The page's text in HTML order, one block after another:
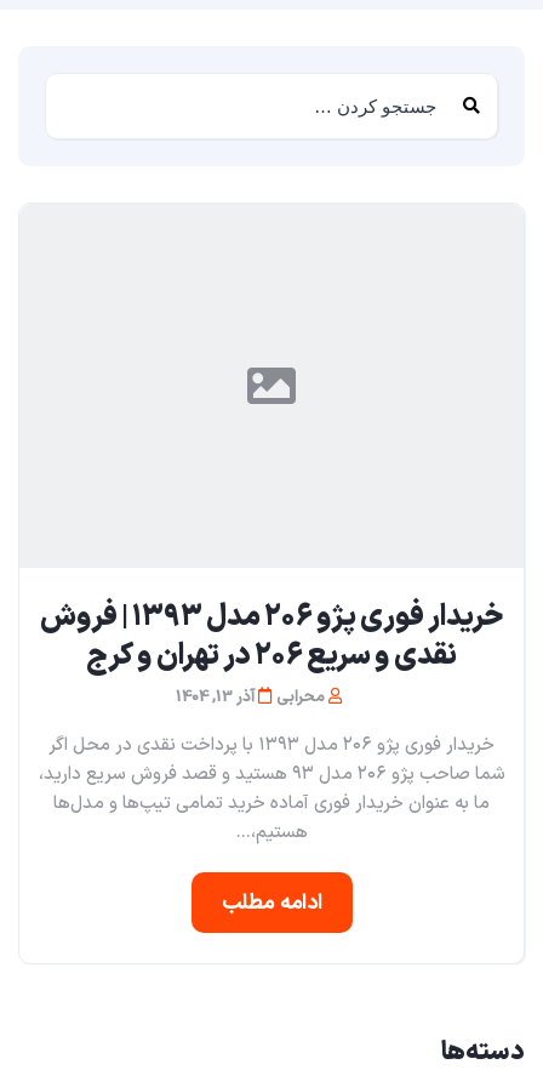
خریدار فوری پژو ۲۰۶ مدل ۱۳۹۳ | فروش
نقدی و سریع ۲۰۶ در تهران و کرج
محرابی آذر 13, 1404
خریدار فوری پژو ۲۰۶ مدل ۱۳۹۳ با پرداخت نقدی در محل اگر
شما صاحب پژو ۲۰۶ مدل ۹۳ هستید و قصد فروش سریع دارید،
ما به عنوان خریدار فوری آماده خرید تمامی تیپ‌ها و مدل‌ها
هستیم،...
ادامه مطلب
دسته‌ها